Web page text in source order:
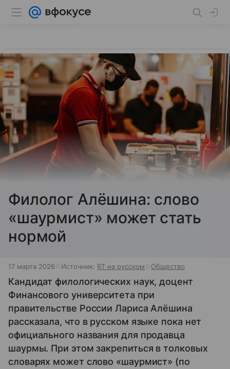
Филолог Алёшина: слово
«шаурмист» может стать
нормой
17 марта 2026 Источник: RT на русском Общество
Кандидат филологических наук, доцент
Финансового университета при
правительстве России Лариса Алёшина
рассказала, что в русском языке пока нет
официального названия для продавца
шаурмы. При этом закрепиться в толковых
словарях может слово «шаурмист» (по